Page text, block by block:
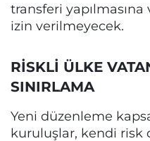
transferi
izin verilmeyecek.
RİSKLİ ÜLKE
SINIRLAMA
Yeni düzenleme
kuruluşlar, kendi risk